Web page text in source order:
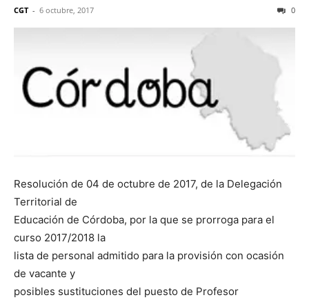
CGT - 6 octubre, 2017 0
Resolución de 04 de octubre de 2017, de la Delegación
Territorial de
Educación de Córdoba, por la que se prorroga para el
curso 2017/2018 la
lista de personal admitido para la provisión con ocasión
de vacante y
posibles sustituciones del puesto de Profesor